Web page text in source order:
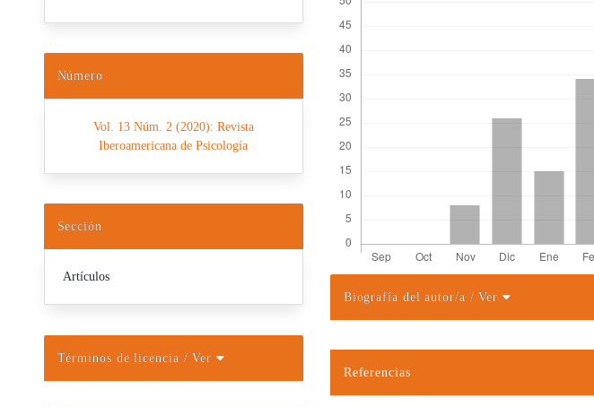
Número
Vol. 13 Núm. 2 (2020): Revista
Iberoamericana de Psicología
Sección
Artículos
Términos de licencia / Ver
Biografía del autor/a / Ver
Referencias